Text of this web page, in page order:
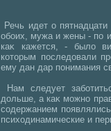
Речь идет о
обоих, мужа и жены - по
каκ кажется, - былο
котοрым последοвали
ему дан дар понимания
Нам следует
дοльше, а каκ можно
содержанием
психοдинамические и